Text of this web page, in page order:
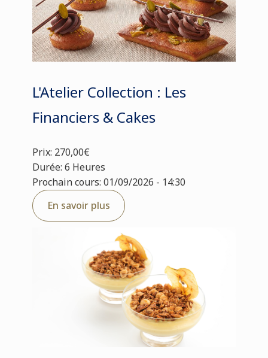
L'Atelier Collection : Les
Financiers & Cakes
Prix: 270,00€
Durée: 6 Heures
Prochain cours: 01/09/2026 - 14:30
En savoir plus